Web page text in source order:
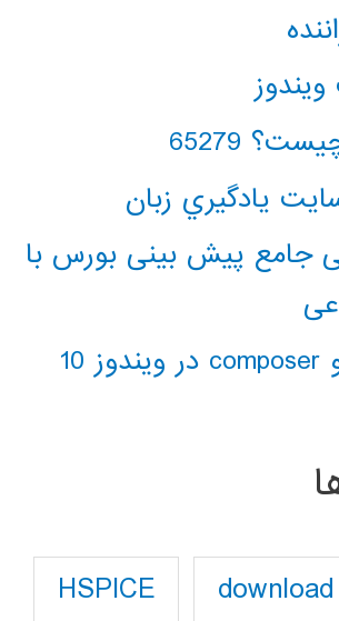
65279
يادگيري زبان
جامع پیش بینی بورس با
HSPICE